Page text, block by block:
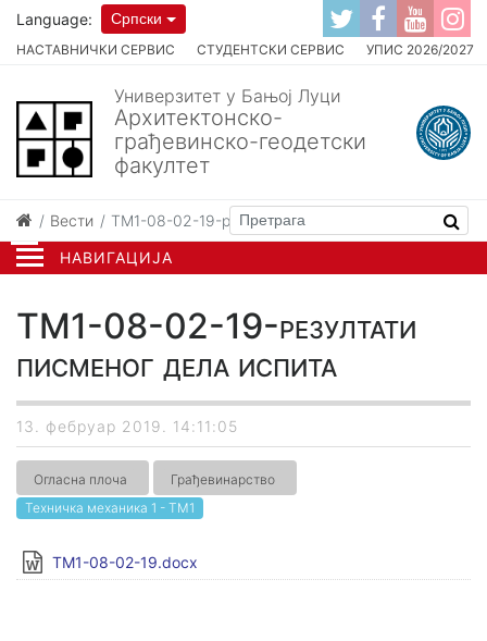
НАВИГАЦИЈА
НАСТАВНИЧКИ СЕРВИС СТУДЕНТСКИ СЕРВИС УПИС 2026/2027
Language: Српски
Универзитет у Бањој Луци
Архитектонско-
грађевинско-геодетски
факултет
Вести TM1-08-02-19-резултати писменог дела испита
TM1-08-02-19-резултати
писменог дела испита
13. фебруар 2019. 14:11:05
Огласна плоча
Грађевинарство
Техничка механика 1 - ТМ1
TM1-08-02-19.docx